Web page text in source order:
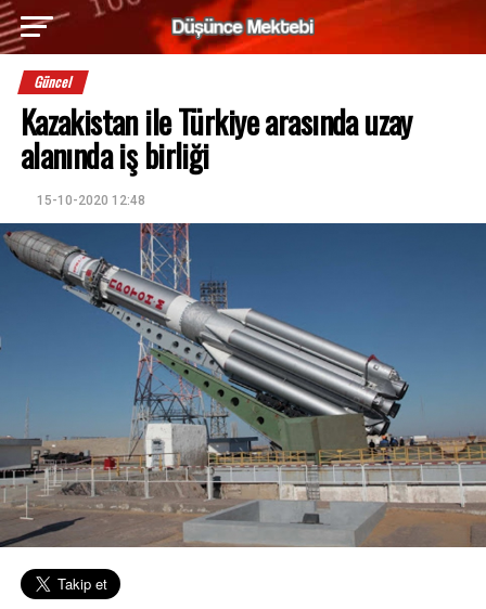
Güncel
Kazakistan ile Türkiye arasında uzay
alanında iş birliği
15-10-2020 12:48